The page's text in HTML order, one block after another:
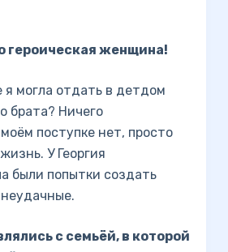
героическая женщина!
я могла отдать в детдом
брата? Ничего
моём поступке нет, просто
У Георгия
были попытки создать
с семьёй, в которой